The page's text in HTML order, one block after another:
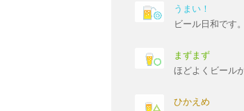
うまい！
ビール日和です
まずまず
ほどよくビール
ひかえめ